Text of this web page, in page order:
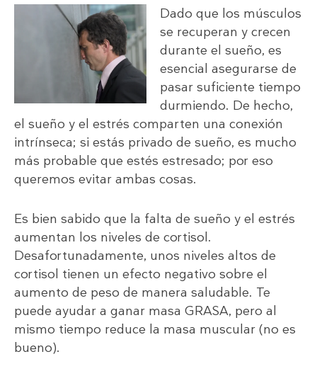
Dado que los músculos
se recuperan y crecen
durante el sueño, es
esencial asegurarse de
pasar suficiente tiempo
durmiendo. De hecho,
el sueño y el estrés comparten una conexión
intrínseca; si estás privado de sueño, es mucho
más probable que estés estresado; por eso
queremos evitar ambas cosas.
Es bien sabido que la falta de sueño y el estrés
aumentan los niveles de cortisol.
Desafortunadamente, unos niveles altos de
cortisol tienen un efecto negativo sobre el
aumento de peso de manera saludable. Te
puede ayudar a ganar masa GRASA, pero al
mismo tiempo reduce la masa muscular (no es
bueno).